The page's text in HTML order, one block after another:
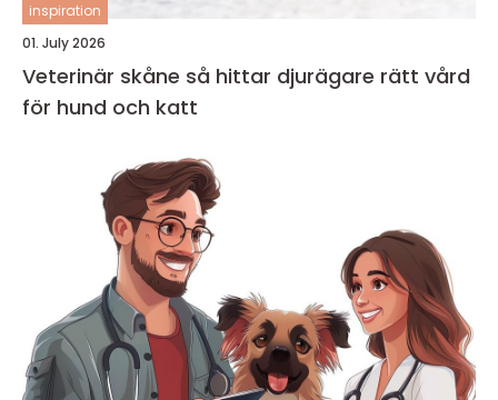
inspiration
01. July 2026
Veterinär skåne så hittar djurägare rätt vård
för hund och katt